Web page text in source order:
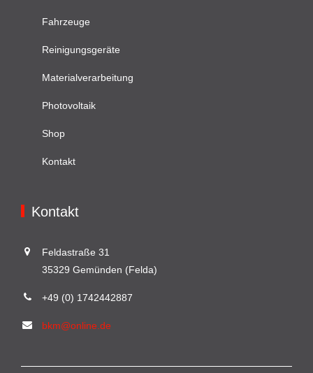
Fahrzeuge
Reinigungsgeräte
Materialverarbeitung
Photovoltaik
Shop
Kontakt
Kontakt
Feldastraße 31
35329 Gemünden (Felda)
+49 (0) 1742442887
bkm@online.de